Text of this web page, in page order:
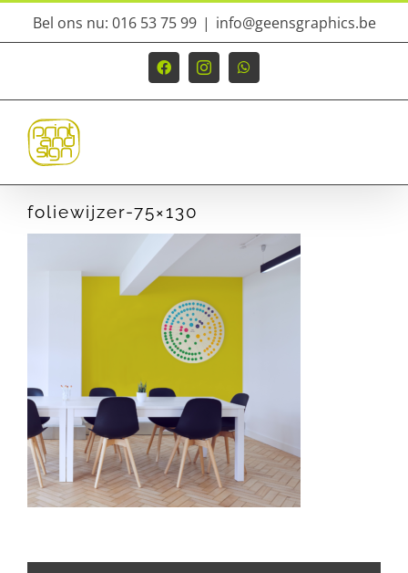
Ga
inhoud
Bel ons nu: 016 53 75 99 | info@geensgraphics.be
FacebookInstagramWhatsApp
foliewijzer-75×130